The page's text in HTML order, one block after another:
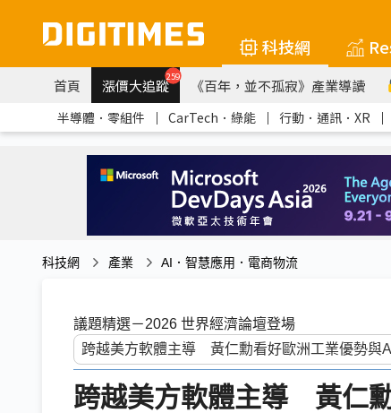
科技網
首頁 漲價大追蹤259 《百年，並不孤寂》產業導讀
半導體．零組件 ｜ CarTech．綠能 ｜ 行動．通訊．XR ｜
科技網 產業 AI．智慧應用．電商物流
議題精選－2026 世界經濟論壇登場
跨越美方軟體主導 黃仁